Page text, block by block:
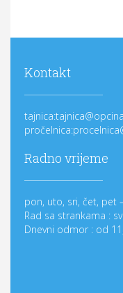
Kontakt
Radno vrijeme
pon, uto, sri, čet, pet
Rad sa strankama :
Dnevni odmor : od